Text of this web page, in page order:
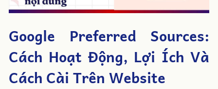
Google Preferred Sources:
Cách Hoạt Động, Lợi Ích Và
Cách Cài Trên Website